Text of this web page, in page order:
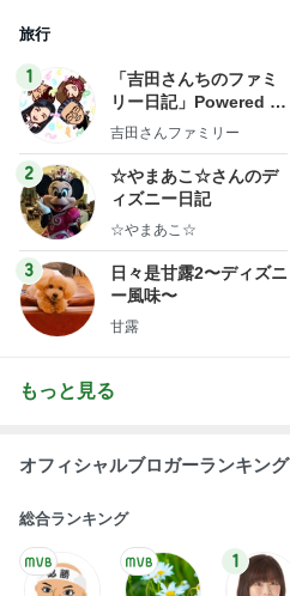
旅行
1
「吉田さんちのファミ
リー日記」Powered b
y Ameba 吉田さんファ
ログ
吉田さんファミリー
2
☆やまあこ☆さんのデ
ィズニー日記
☆やまあこ☆
3
日々是甘露2〜ディズニ
ー風味〜
甘露
もっと見る
オフィシャルブロガーランキング
総合ランキング
1